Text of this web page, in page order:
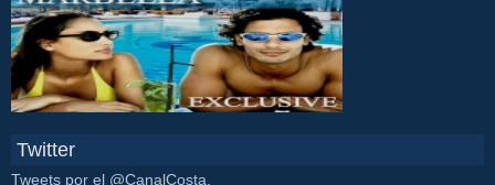
Twitter
Tweets por el @CanalCosta.